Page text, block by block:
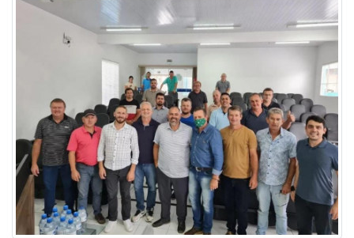
de Irati – PR, realizaram a Sessão Solene de Posse dos
Vereadores Mirins eleitos através Projeto Parlamento Jovem,
Bruna Petruy Valter pelo Partido Educação e Cultura (PEC),
Kauan Junior Medina pelo Partido Liberdade, Respeito e
Dignidade (PLRD), João Vitor Kutianski pelo Partido Esporte,
Lazer e Integração da Comunidade Escolar (PELICE), Lucas
Mateus Stavicki pelo Partido Vida e Saúde (PVS) e Ruan
Machado dos Santos pelo Partido Educação e Cultura (PEC).
Na cerimônia, compondo a mesa, estiveram presentes o
Presidente da Câmara Municipal, Vereador Élcio Wszolek,
senhor Sidnei Lopes, representando o Digníssimo Prefeito
Municipal, senhora Maria Luiza Martins Castro, Diretora do
Colégio Estadual Cívico Militar Parigot de Souza, senhor
Marcelo Fabrício Chociai Komar, Chefe do Núcleo Regional de
Educação do Paraná, senhora Marinalda Fernandes, Secretária
Municipal de Educação, senhora Edna Souza, Representante
do Projeto no NRE-PR, senhor Ernani Horst, Representante do
Núcleo Regional no Município, senhor Adilson Stresser,
Representante do Projeto Parlamento Jovem no Colégio